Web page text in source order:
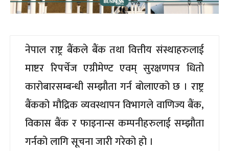
नेपाल राष्ट्र बैंकले बैंक तथा वित्तीय संस्थाहरुलाई
माष्टर रिपर्चेज एग्रीमेण्ट एवम् सुरक्षणपत्र धितो
कारोबारसम्बन्धी सम्झौता गर्न बोलाएको छ । राष्ट्र
बैंकको मौद्रिक व्यवस्थापन विभागले वाणिज्य बैंक,
विकास बैंक र फाइनान्स कम्पनीहरुलाई सम्झौता
गर्नको लागि सूचना जारी गरेको हो ।